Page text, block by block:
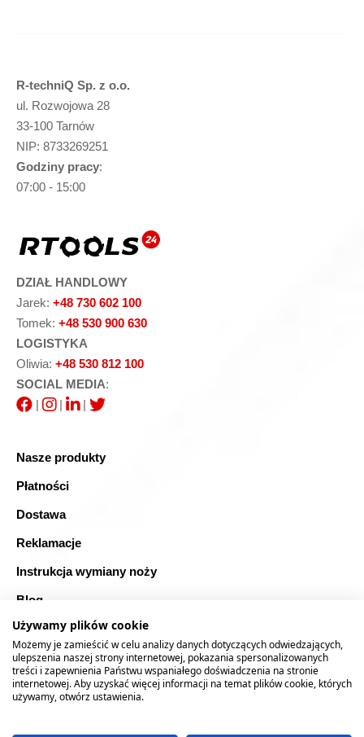
R-techniQ Sp. z o.o.
ul. Rozwojowa 28
33-100 Tarnów
NIP: 8733269251
Godziny pracy:
07:00 - 15:00
DZIAŁ HANDLOWY
Jarek: +48 730 602 100
Tomek: +48 530 900 630
LOGISTYKA
Oliwia: +48 530 812 100
SOCIAL MEDIA:
|
| |
Nasze produkty
Płatności
Dostawa
Reklamacje
Instrukcja wymiany noży
Blog
FAQ
Bezpieczne zakupy
Mapa strony
Używamy plików cookie
Możemy je zamieścić w celu analizy danych dotyczących odwiedzających,
ulepszenia naszej strony internetowej, pokazania spersonalizowanych
treści i zapewnienia Państwu wspaniałego doświadczenia na stronie
internetowej. Aby uzyskać więcej informacji na temat plików cookie, których
używamy, otwórz ustawienia.